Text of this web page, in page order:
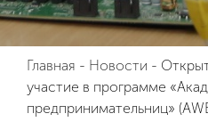
Главная - Новости -
участие в программе
предпринимательниц»